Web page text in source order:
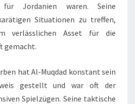
für Jordanien waren. Seine
Situationen zu treffen,
verlässlichen Asset für die
gemacht.
hat Al-Muqdad konstant sein
gestellt und war oft der
Spielzügen. Seine taktische